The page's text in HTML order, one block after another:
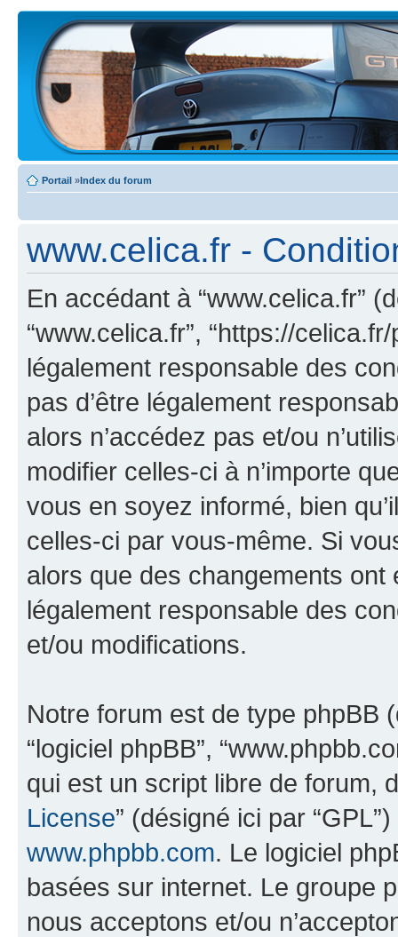
Portail »Index du forum
www.celica.fr -
En accédant à “www.celica.fr”
“www.celica.fr”, “https://
légalement responsable des
pas d’être légalement
alors n’accédez pas et/ou
modifier celles-ci à n’importe
vous en soyez informé, bien
celles-ci par vous-même. Si
alors que des changements ont
légalement responsable des
et/ou modifications.
Notre forum est de type phpBB
“logiciel phpBB”,
qui est un script libre de forum,
License” (désigné ici par
www.phpbb.com. Le logiciel
basées sur internet. Le groupe
nous acceptons et/ou